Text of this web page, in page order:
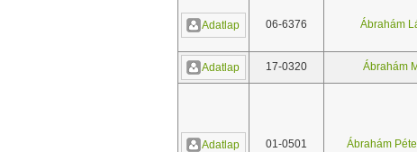
Adatlap 06-6376 Ábrahám
Adatlap 17-0320 Ábrahám
Adatlap 01-0501 Ábrahám